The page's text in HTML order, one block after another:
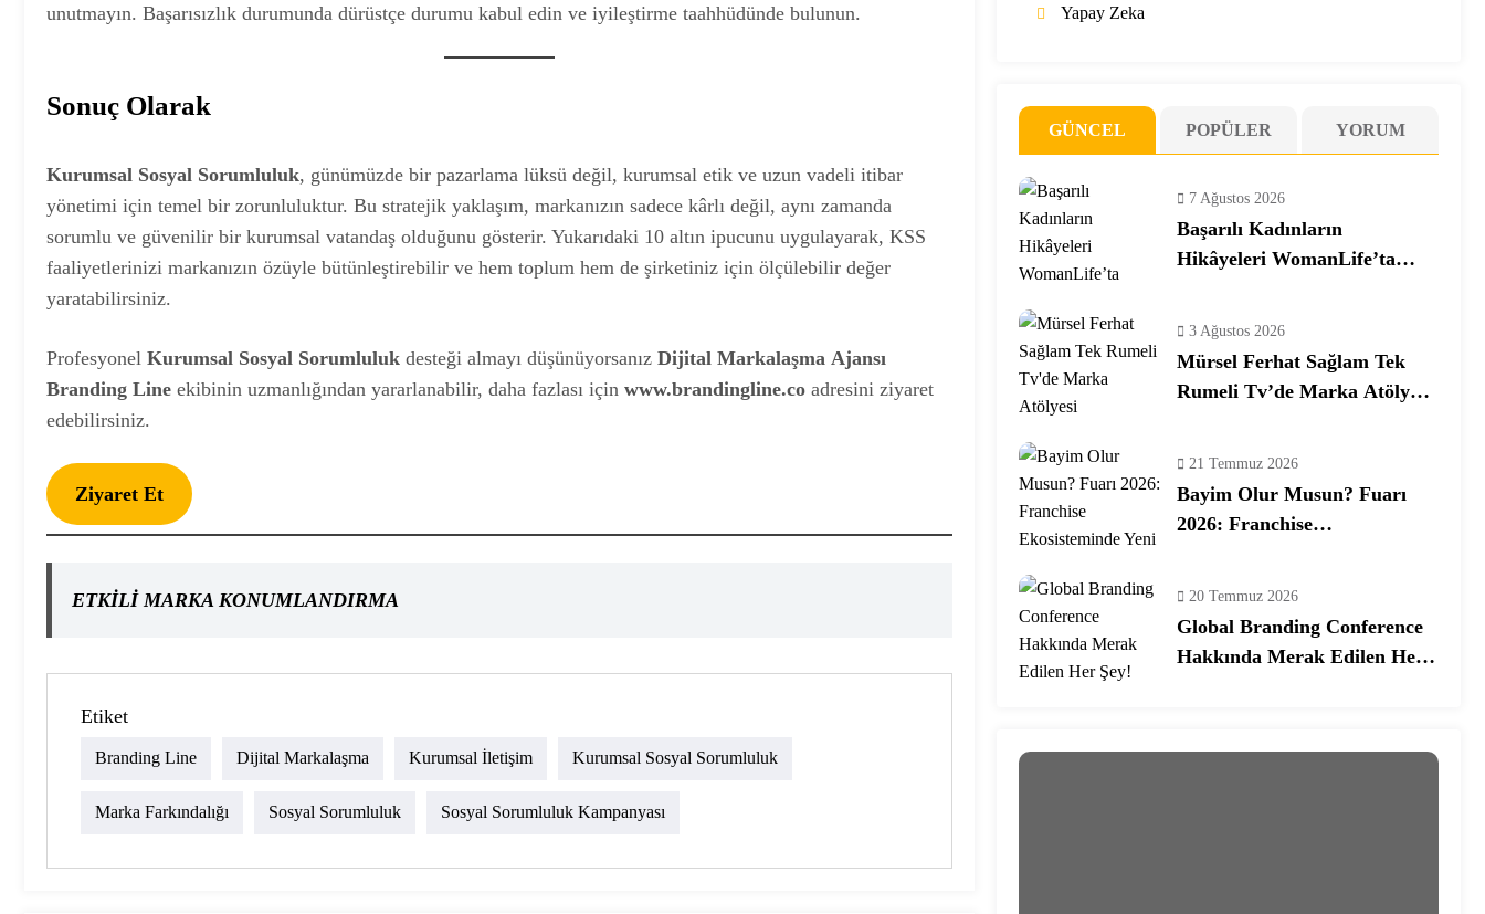
unutmayın. Başarısızlık durumunda dürüstçe durumu kabul edin ve iyileştirme taahhüdünde bulunun.
Sonuç Olarak
Kurumsal Sosyal Sorumluluk, günümüzde bir pazarlama lüksü değil, kurumsal etik ve uzun vadeli itibar
yönetimi için temel bir zorunluluktur. Bu stratejik yaklaşım, markanızın sadece kârlı değil, aynı zamanda
sorumlu ve güvenilir bir kurumsal vatandaş olduğunu gösterir. Yukarıdaki 10 altın ipucunu uygulayarak, KSS
faaliyetlerinizi markanızın özüyle bütünleştirebilir ve hem toplum hem de şirketiniz için ölçülebilir değer
yaratabilirsiniz.
Profesyonel Kurumsal Sosyal Sorumluluk desteği almayı düşünüyorsanız Dijital Markalaşma Ajansı
Branding Line ekibinin uzmanlığından yararlanabilir, daha fazlası için www.brandingline.co adresini ziyaret
edebilirsiniz.
Ziyaret Et
ETKİLİ MARKA KONUMLANDIRMA
Etiket
Branding Line Dijital Markalaşma Kurumsal İletişim Kurumsal Sosyal Sorumluluk
Marka Farkındalığı Sosyal Sorumluluk Sosyal Sorumluluk Kampanyası
Yapay Zeka
GÜNCEL POPÜLER YORUM
7 Ağustos 2026
Başarılı Kadınların
Hikâyeleri WomanLife’ta
3 Ağustos 2026
Mürsel Ferhat Sağlam Tek
Rumeli Tv’de Marka Atölyesi
21 Temmuz 2026
Bayim Olur Musun? Fuarı
2026: Franchise
20 Temmuz 2026
Global Branding Conference
Hakkında Merak Edilen Her